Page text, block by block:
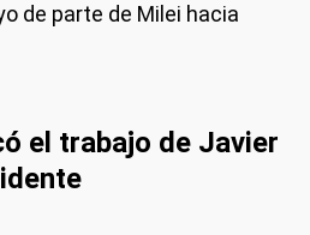
de parte de Milei hacia
el trabajo de Javier